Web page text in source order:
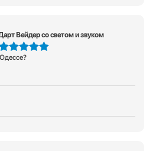
Вейдер со светом и звуком
5из 5